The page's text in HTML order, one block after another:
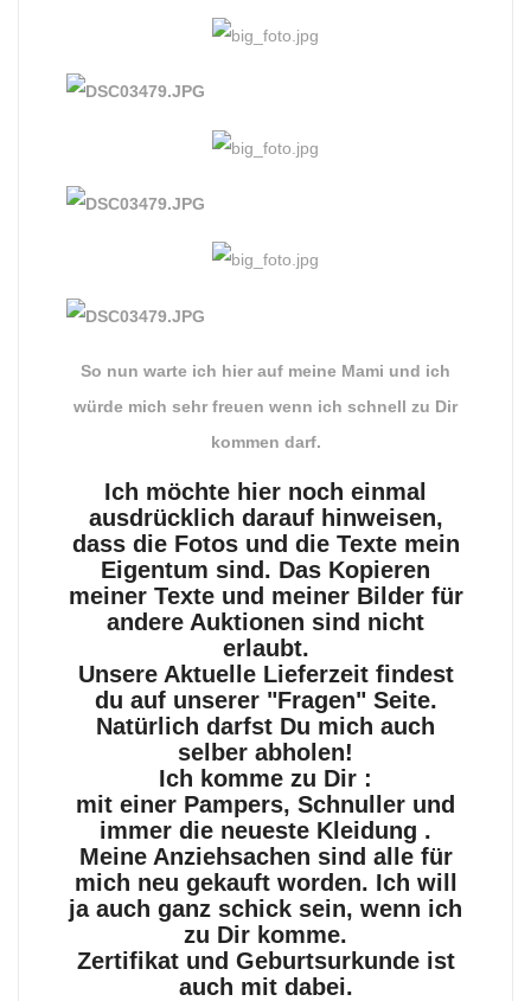
So nun warte ich hier auf meine Mami und ich
würde mich sehr freuen wenn ich schnell zu Dir
kommen darf.
Ich möchte hier noch einmal
ausdrücklich darauf hinweisen,
dass die Fotos und die Texte mein
Eigentum sind. Das Kopieren
meiner Texte und meiner Bilder für
andere Auktionen sind nicht
erlaubt.
Unsere Aktuelle Lieferzeit findest
du auf unserer "Fragen" Seite.
Natürlich darfst Du mich auch
selber abholen!
Ich komme zu Dir :
mit einer Pampers, Schnuller und
immer die neueste Kleidung .
Meine Anziehsachen sind alle für
mich neu gekauft worden. Ich will
ja auch ganz schick sein, wenn ich
zu Dir komme.
Zertifikat und Geburtsurkunde ist
auch mit dabei.